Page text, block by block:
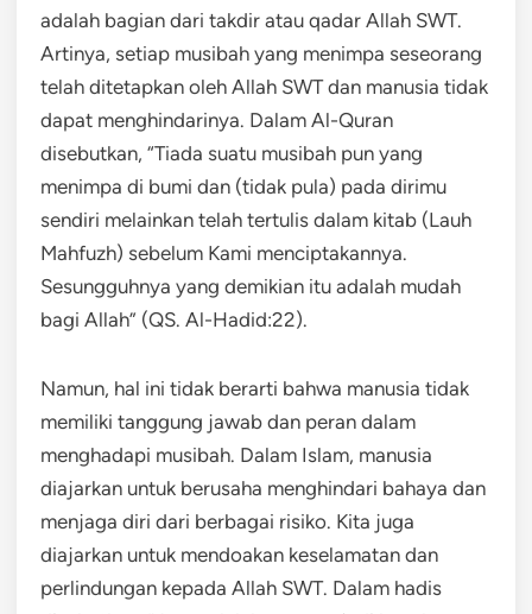
adalah bagian dari takdir atau qadar Allah SWT.
Artinya, setiap musibah yang menimpa seseorang
telah ditetapkan oleh Allah SWT dan manusia tidak
dapat menghindarinya. Dalam Al-Quran
disebutkan, “Tiada suatu musibah pun yang
menimpa di bumi dan (tidak pula) pada dirimu
sendiri melainkan telah tertulis dalam kitab (Lauh
Mahfuzh) sebelum Kami menciptakannya.
Sesungguhnya yang demikian itu adalah mudah
bagi Allah” (QS. Al-Hadid:22).
Namun, hal ini tidak berarti bahwa manusia tidak
memiliki tanggung jawab dan peran dalam
menghadapi musibah. Dalam Islam, manusia
diajarkan untuk berusaha menghindari bahaya dan
menjaga diri dari berbagai risiko. Kita juga
diajarkan untuk mendoakan keselamatan dan
perlindungan kepada Allah SWT. Dalam hadis